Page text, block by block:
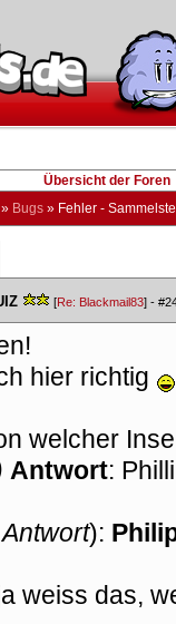
Übersicht der Foren
Bug » Fehler -
[Re: Blackmail83] -
hier richtig
welcher
Antwort:
):
weiss das,